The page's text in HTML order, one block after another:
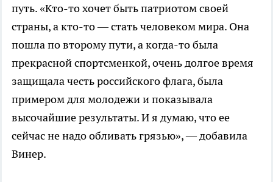
путь. «Кто-то хочет быть патриотом своей
страны, а кто-то — стать человеком мира. Она
пошла по второму пути, а когда-то была
прекрасной спортсменкой, очень долгое время
защищала честь российского флага, была
примером для молодежи и показывала
высочайшие результаты. И я думаю, что ее
сейчас не надо обливать грязью», — добавила
Винер.